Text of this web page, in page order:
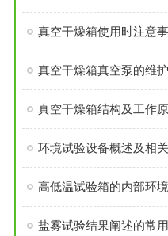
真空干燥箱使用时注意
真空干燥箱真空泵的维
真空干燥箱结构及工作
环境试验设备概述及相
高低温试验箱的内部环
盐雾试验结果阐述的常